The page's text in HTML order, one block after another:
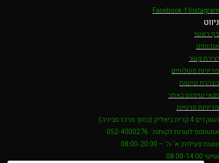
Facebook-fInstagram
ניווט
דף ראשי
אודותינו
יצירת קשר
מדיניות משלוחים
הצהרת נגישות
תנאי שימוש באתר
מדיניות פרטיות
השקדים 4 קרית ביאליק (בתוך מרכז סביניה)
אווטסטפ לשרות לקוחות : 052-4000276
שעות פעילות: א'-ה' – 08:00-20:00
שישי 08:00-14:00